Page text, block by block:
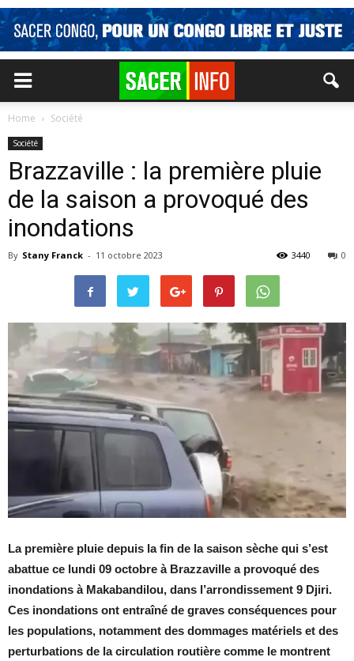
Home Société
Société
Brazzaville : la première pluie
de la saison a provoqué des
inondations
By Stany Franck - 11 octobre 2023 0
3440
La première pluie depuis la fin de la saison sèche qui s’est
abattue ce lundi 09 octobre à Brazzaville a provoqué des
inondations à Makabandilou, dans l’arrondissement 9 Djiri.
Ces inondations ont entraîné de graves conséquences pour
les populations, notamment des dommages matériels et des
perturbations de la circulation routière comme le montrent